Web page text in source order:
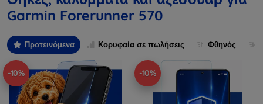
Garmin Forerunner 570
Προτεινόμενα Κορυφαία σε πωλήσεις Φθηνός
-10% -10%